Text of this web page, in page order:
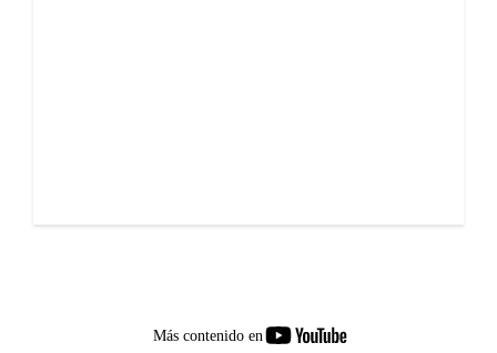
Más contenido en
youtube-